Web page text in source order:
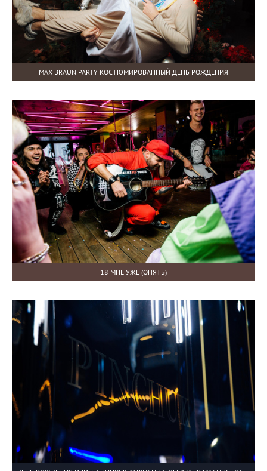
MAX BRAUN PARTY КОСТЮМИРОВАННЫЙ ДЕНЬ РОЖДЕНИЯ
18 МНЕ УЖЕ (ОПЯТЬ)